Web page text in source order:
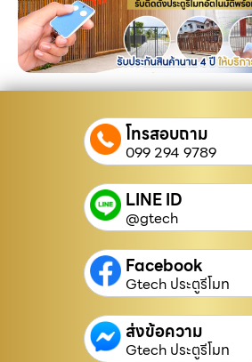
โทรสอบถาม
099 294 9789
LINE ID
@gtech
Facebook
Gtech ประตูรีโมท
ส่งข้อความ
Gtech ประตูรีโมท